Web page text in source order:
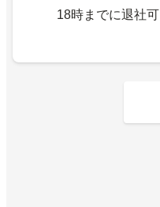
18時までに退社可